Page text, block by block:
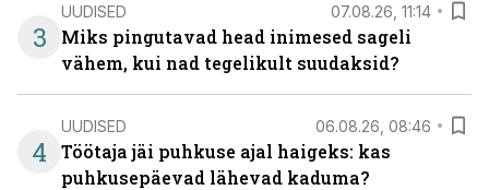
3
UUDISED 07.08.26, 11:14
Miks pingutavad head inimesed sageli
vähem, kui nad tegelikult suudaksid?
4
UUDISED 06.08.26, 08:46
Töötaja jäi puhkuse ajal haigeks: kas
puhkusepäevad lähevad kaduma?